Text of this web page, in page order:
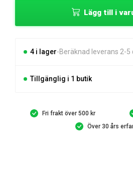
Lägg till i
4 i lager Beräknad leverans 2-5
Tillgänglig i 1 butik
Fri frakt över 500 kr
Över 30 års